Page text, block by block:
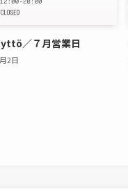
／７月営業日
2日